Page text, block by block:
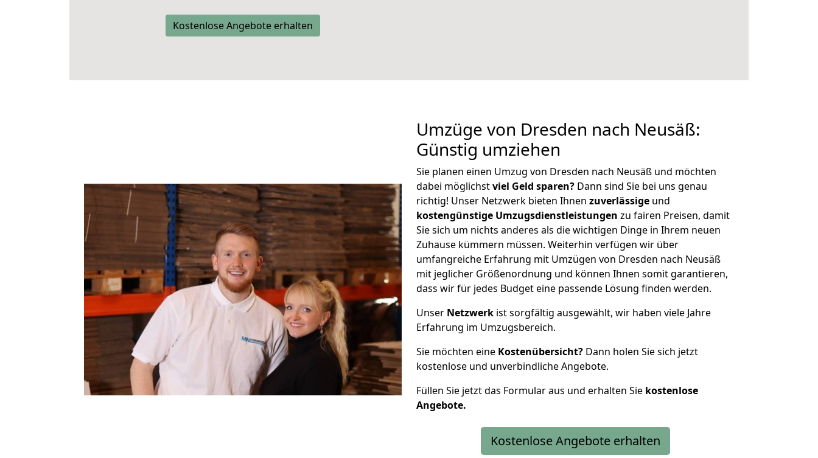
Kostenlose Angebote erhalten
Umzüge von Dresden nach Neusäß:
Günstig umziehen
Sie planen einen Umzug von Dresden nach Neusäß und möchten
dabei möglichstviel Geld sparen? Dann sind Sie bei uns genau
richtig! Unser Netzwerk bieten Ihnen zuverlässige und
kostengünstige Umzugsdienstleistungen zu fairen Preisen, damit
Sie sich um nichts anderes als die wichtigen Dinge in Ihrem neuen
Zuhause kümmern müssen. Weiterhin verfügen wir über
umfangreiche Erfahrung mit Umzügen von Dresden nach Neusäß
mit jeglicher Größenordnung und können Ihnen somit garantieren,
dass wir für jedes Budget eine passende Lösung finden werden.
Unser Netzwerk ist sorgfältig ausgewählt, wir haben viele Jahre
Erfahrung im Umzugsbereich.
Sie möchten eine Kostenübersicht? Dann holen Sie sich jetzt
kostenlose und unverbindliche Angebote.
Füllen Sie jetzt das Formular aus und erhalten Sie kostenlose
Angebote.
Kostenlose Angebote erhalten